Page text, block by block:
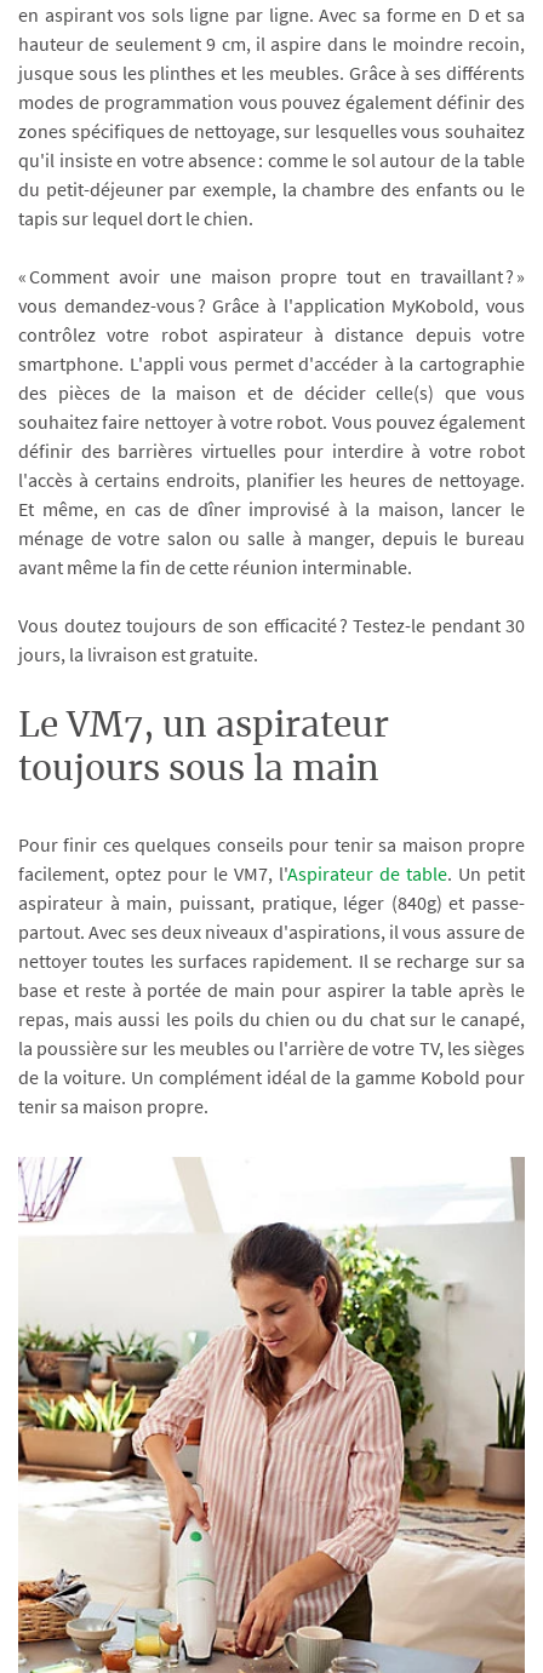
en aspirant vos sols ligne par ligne. Avec sa forme en D et sa
hauteur de seulement 9 cm, il aspire dans le moindre recoin,
jusque sous les plinthes et les meubles. Grâce à ses différents
modes de programmation vous pouvez également définir des
zones spécifiques de nettoyage, sur lesquelles vous souhaitez
qu'il insiste en votre absence : comme le sol autour de la table
du petit-déjeuner par exemple, la chambre des enfants ou le
tapis sur lequel dort le chien.
« Comment avoir une maison propre tout en travaillant ? »
vous demandez-vous ? Grâce à l'application MyKobold, vous
contrôlez votre robot aspirateur à distance depuis votre
smartphone. L'appli vous permet d'accéder à la cartographie
des pièces de la maison et de décider celle(s) que vous
souhaitez faire nettoyer à votre robot. Vous pouvez également
définir des barrières virtuelles pour interdire à votre robot
l'accès à certains endroits, planifier les heures de nettoyage.
Et même, en cas de dîner improvisé à la maison, lancer le
ménage de votre salon ou salle à manger, depuis le bureau
avant même la fin de cette réunion interminable.
Vous doutez toujours de son efficacité ? Testez-le pendant 30
jours, la livraison est gratuite.
Le VM7, un aspirateur
toujours sous la main
Pour finir ces quelques conseils pour tenir sa maison propre
facilement, optez pour le VM7, l'Aspirateur de table. Un petit
aspirateur à main, puissant, pratique, léger (840g) et passe-
partout. Avec ses deux niveaux d'aspirations, il vous assure de
nettoyer toutes les surfaces rapidement. Il se recharge sur sa
base et reste à portée de main pour aspirer la table après le
repas, mais aussi les poils du chien ou du chat sur le canapé,
la poussière sur les meubles ou l'arrière de votre TV, les sièges
de la voiture. Un complément idéal de la gamme Kobold pour
tenir sa maison propre.